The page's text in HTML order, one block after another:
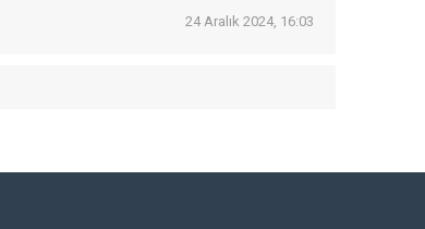
24 Aralık 2024, 16:03